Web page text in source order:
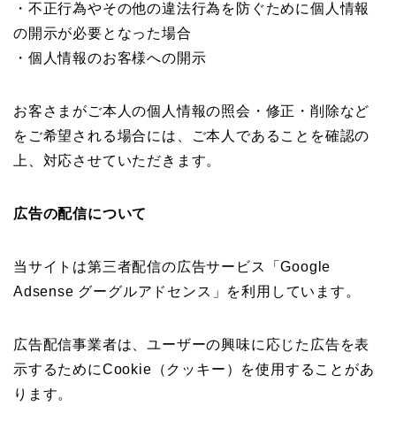
・不正行為やその他の違法行為を防ぐために個人情報
の開示が必要となった場合
・個人情報のお客様への開示
お客さまがご本人の個人情報の照会・修正・削除など
をご希望される場合には、ご本人であることを確認の
上、対応させていただきます。
広告の配信について
当サイトは第三者配信の広告サービス「Google
Adsense グーグルアドセンス」を利用しています。
広告配信事業者は、ユーザーの興味に応じた広告を表
示するためにCookie（クッキー）を使用することがあ
ります。